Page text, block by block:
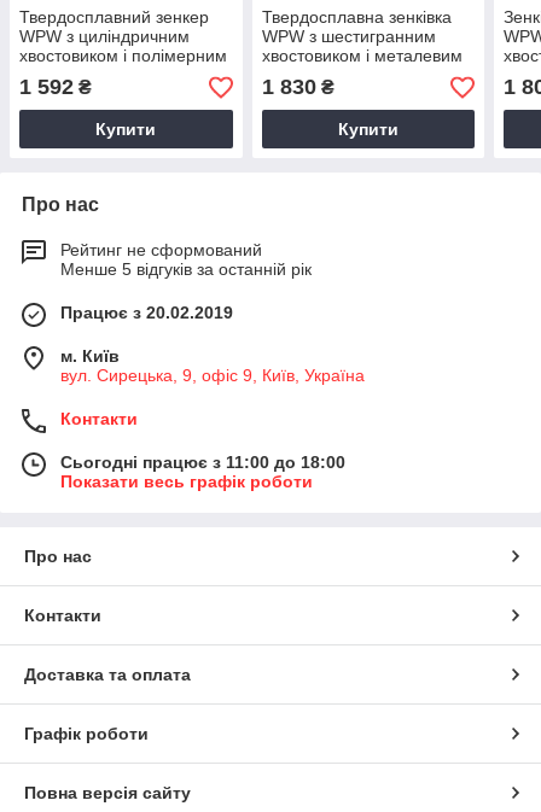
Твердосплавний зенкер
WPW з циліндричним
хвостовиком і полімерним
обмежувачем D3,2/9,5
1 592 ₴
Купити
Твердосплавна зенківка
WPW з шестигранним
хвостовиком і металевим
обмежувачем D3,2/9,5
1 830₴
Купити
1
Про нас
Рейтинг не сформований
Менше 5 відгуків за останній рік
Працює з 20.02.2019
м. Київ
вул. Сирецька, 9, офіс 9, Київ, Україна
Контакти
Сьогодні працює з 11:00 до 18:00
Показати весь графік роботи
Про нас
Контакти
Доставка та оплата
Графік роботи
Повна версія сайту